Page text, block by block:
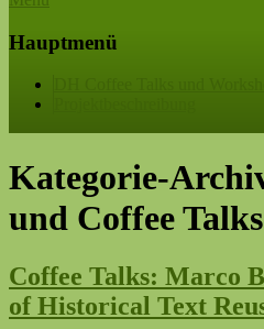
Hauptmenü
Kategorie-
und Coffee Talks
Coffee Talks: Marco
of Historical Text